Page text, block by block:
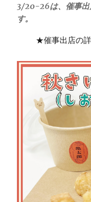
3/20-26は、催事出
す。
★催事出店の詳